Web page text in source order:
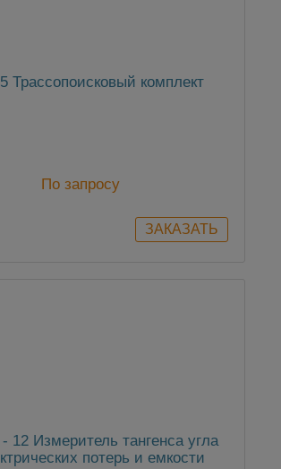
Трассопоисковый комплект
По запросу
- 12 Измеритель тангенса угла
потерь и емкости